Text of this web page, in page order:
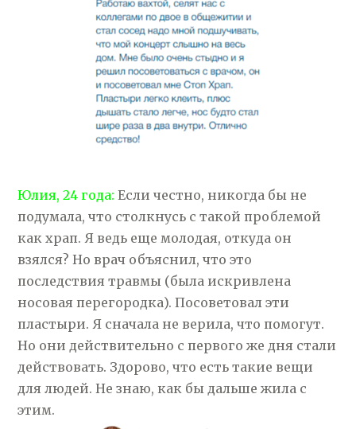
Юлия, 24 года: Если честно, никогда бы не
подумала, что столкнусь с такой проблемой
как храп. Я ведь еще молодая, откуда он
взялся? Но врач объяснил, что это
последствия травмы (была искривлена
носовая перегородка). Посоветовал эти
пластыри. Я сначала не верила, что помогут.
Но они действительно с первого же дня стали
действовать. Здорово, что есть такие вещи
для людей. Не знаю, как бы дальше жила с
этим.